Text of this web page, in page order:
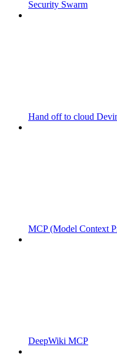
Security Swarm
Hand off to cloud
MCP (Model Context
DeepWiki MCP